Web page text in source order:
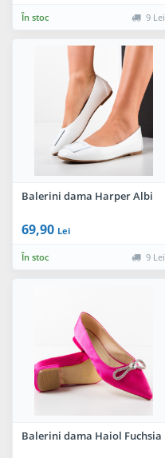
În stoc 9 Lei
Balerini dama Harper Albi
69,90 Lei
În stoc 9 Lei
Balerini dama Haiol Fuchsia